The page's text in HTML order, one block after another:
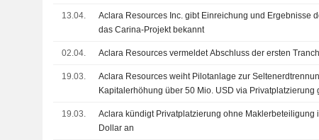
13.04.
Aclara Resources Inc. gibt Einreichung und Ergebnisse
das Carina-Projekt bekannt
02.04. Aclara Resources vermeldet Abschluss der ersten
19.03.
Aclara Resources weiht Pilotanlage zur
Kapitalerhöhung über 50 Mio. USD via Privatplatzierung
19.03.
Aclara kündigt Privatplatzierung ohne Maklerbeteiligung
Dollar an